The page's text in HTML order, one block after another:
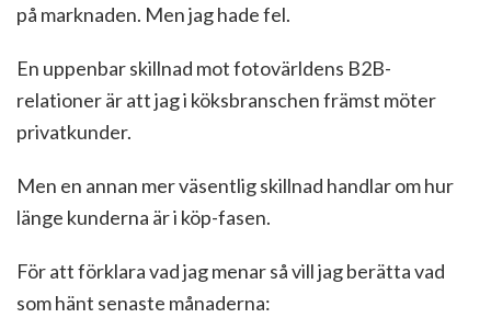
på marknaden. Men jag hade fel.
En uppenbar skillnad mot fotovärldens B2B-
relationer är att jag i köksbranschen främst möter
privatkunder.
Men en annan mer väsentlig skillnad handlar om hur
länge kunderna är i köp-fasen.
För att förklara vad jag menar så vill jag berätta vad
som hänt senaste månaderna: